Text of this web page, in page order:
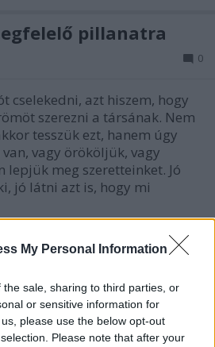
My Personal Information
sale, sharing to third parties, or
or sensitive information for
please use the below opt-out
Please note that after your
pillanatra
0
cselekedni, azt hiszem, hogy
szerezni a társának. Nem
tesszük ezt, hanem úgy
vagy örököljük, vagy
lepjük meg szeretteinket. Jó
jó látni azt is, hogy mi